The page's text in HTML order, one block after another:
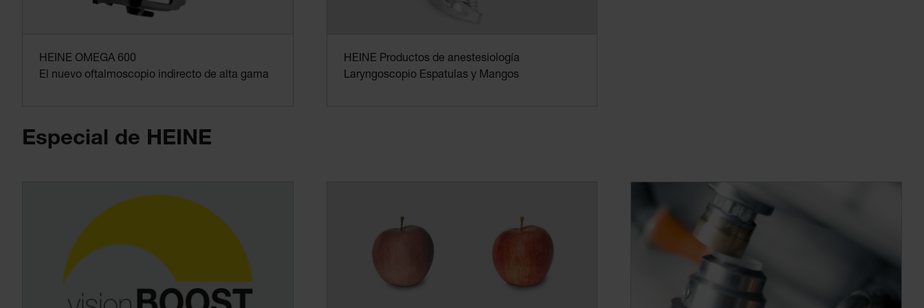
HEINE OMEGA 600
El nuevo oftalmoscopio indirecto de alta gama
HEINE Productos de anestesiología
Laryngoscopio Espatulas y Mangos
Especial de HEINE